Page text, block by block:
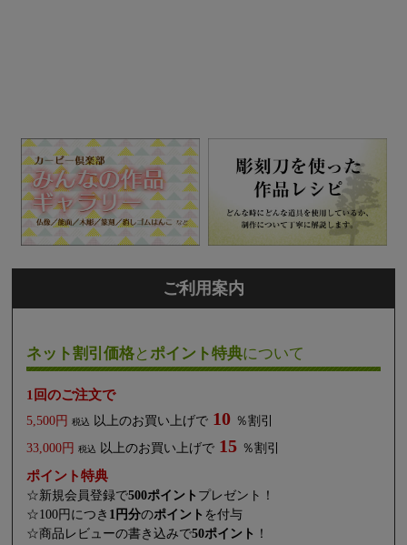
ご利用案内
ネット割引価格とポイント特典について
1回のご注文で
5,500円 税込 以上のお買い上げで 10 ％割引
33,000円
税込 以上のお買い上げで 15 ％割引
ポイント特典
☆新規会員登録で500ポイント プレゼント！
☆100円につき 1円分のポイント を付与
☆商品レビューの書き込みで50ポイント ！